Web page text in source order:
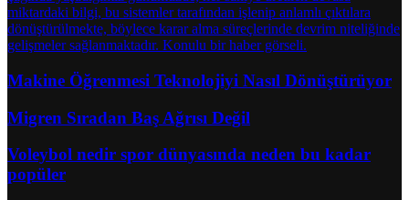
Makine Öğrenmesi Teknolojiyi Nasıl Dönüştürüyor
Migren Sıradan Baş Ağrısı Değil
Voleybol nedir spor dünyasında neden bu kadar
popüler